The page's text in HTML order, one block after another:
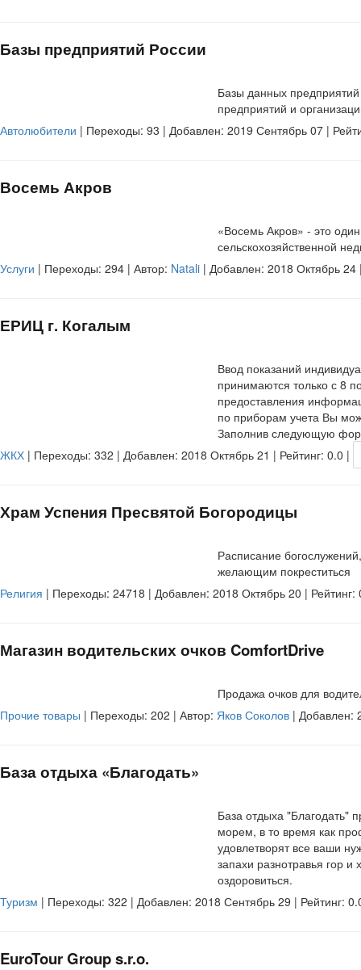
Базы предприятий России
Базы данных
предприятий и
Автолюбители | Переходы: 93 | Добавлен: 2019 Сентябрь 07 |
Восемь Акров
«Восемь Акров» - это
сельскохозяйственной
Услуги | Переходы: 294 | Автор: Natali | Добавлен: 2018 Октябрь 24
ЕРИЦ г. Когалым
Ввод показаний
принимаются только с 8
предоставления
по приборам учета Вы
Заполнив следующую
ЖКХ | Переходы: 332 | Добавлен: 2018 Октябрь 21 | Рейтинг: 0.0 |
Храм Успения Пресвятой Богородицы
Расписание
желающим покреститься
Религия | Переходы: 24718 | Добавлен: 2018 Октябрь 20 | Рейтинг:
Магазин водительских очков ComfortDrive
Продажа очков для
Прочие товары | Переходы: 202 | Автор: Яков Соколов | Добавлен:
База отдыха «Благодать»
База отдыха "Благодать"
морем, в то время как
удовлетворят все ваши
запахи разнотравья гор
оздоровиться.
Туризм | Переходы: 322 | Добавлен: 2018 Сентябрь 29 | Рейтинг:
EuroTour Group s.r.o.